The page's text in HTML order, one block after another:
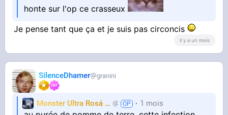
honte sur l'op ce crasseux
Je pense tant que ça et je suis pas circoncis
il y a un mois
SilenceDhamer granini
Monster Ultra Rosá
❤️ KheyFinito1 mois